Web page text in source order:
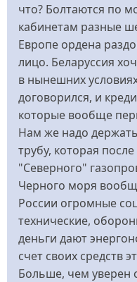
что? Болтаются по
кабинетам разные
Европе ордена
лицо. Беларуссия
в нынешних
договорился, и
которые вообще
Нам же надо
трубу, которая
"Северного"
Черного моря
России огромные
технические,
деньги дают
счет своих средств
Больше, чем уверен